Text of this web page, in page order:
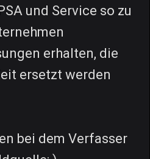
und Service so zu
erhalten, die
ersetzt werden
bei dem Verfasser